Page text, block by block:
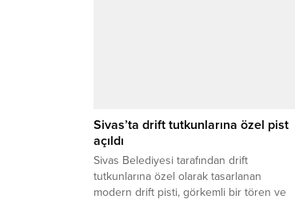
Sivas’ta drift tutkunlarına özel pist
açıldı
Sivas Belediyesi tarafından drift
tutkunlarına özel olarak tasarlanan
modern drift pisti, görkemli bir tören ve